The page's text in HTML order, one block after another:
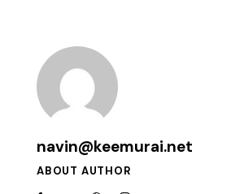
navin@keemurai.net
ABOUT AUTHOR